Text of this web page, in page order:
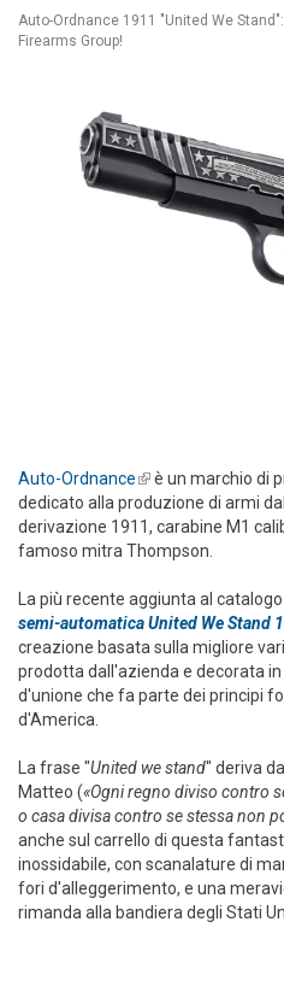
Auto-Ordnance 1911 "United We
Firearms Group!
Auto-Ordnance(link is external)
è un marchio di
dedicato alla produzione di armi
derivazione 1911, carabine M1
famoso mitra Thompson.
La più recente aggiunta al
semi-automatica United We Stand
creazione basata sulla migliore
prodotta dall'azienda e decorata
d'unione che fa parte dei principi
d'America.
La frase "United we stand" deriva
Matteo («Ogni regno diviso contro
o casa divisa contro se stessa non
anche sul carrello di questa
inossidabile, con scanalature di
fori d'alleggerimento, e una
rimanda alla bandiera degli Stati